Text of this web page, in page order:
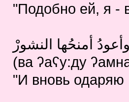
"Подобно ей, я -
أمنحُها النشورْ
(ва ʔаʕу:ду
"И вновь одаряю